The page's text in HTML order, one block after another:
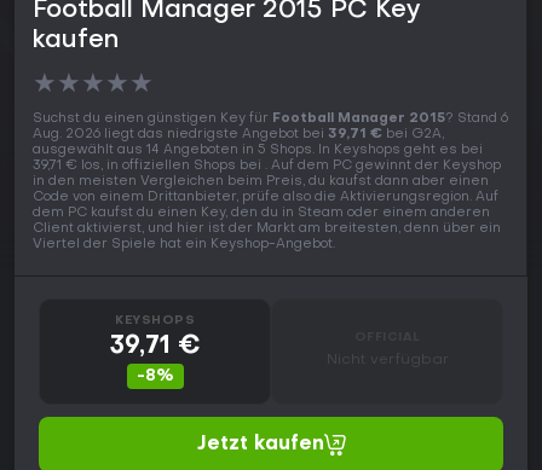
Football Manager 2015 PC Key
kaufen
★★★★★
Suchst du einen günstigen Key für Football Manager 2015? Stand 6
Aug. 2026 liegt das niedrigste Angebot bei 39,71 € bei G2A,
ausgewählt aus 14 Angeboten in 5 Shops. In Keyshops geht es bei
39,71 € los, in offiziellen Shops bei . Auf dem PC gewinnt der Keyshop
in den meisten Vergleichen beim Preis, du kaufst dann aber einen
Code von einem Drittanbieter, prüfe also die Aktivierungsregion. Auf
dem PC kaufst du einen Key, den du in Steam oder einem anderen
Client aktivierst, und hier ist der Markt am breitesten, denn über ein
Viertel der Spiele hat ein Keyshop-Angebot.
KEYSHOPS
39,71 €
-8%
Nicht verfügbar
Jetzt kaufen